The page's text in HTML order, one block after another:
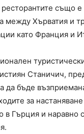
ресторантите също е
между Хърватия и
като Франция и
Станичич,
да бъде
за
в Гърция и наравно